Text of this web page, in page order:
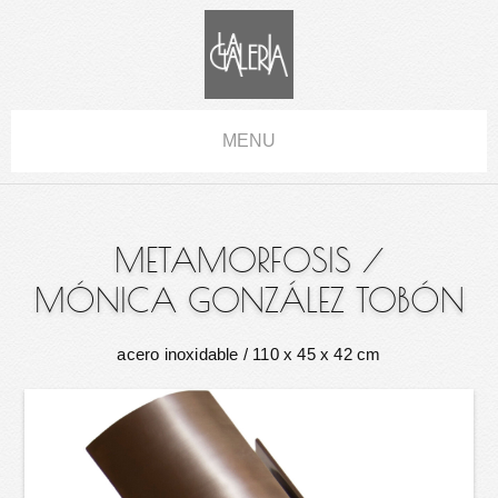
MENU
METAMORFOSIS /
MÓNICA GONZÁLEZ TOBÓN
acero inoxidable / 110 x 45 x 42 cm